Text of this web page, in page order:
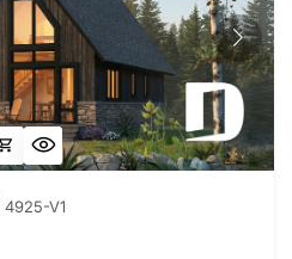
4925-V1